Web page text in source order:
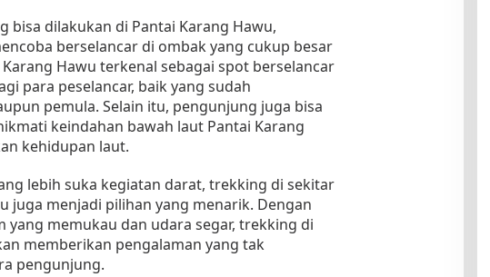
bisa dilakukan di Pantai Karang Hawu,
berselancar di ombak yang cukup besar
Hawu terkenal sebagai spot berselancar
para peselancar, baik yang sudah
pemula. Selain itu, pengunjung juga bisa
keindahan bawah laut Pantai Karang
kehidupan laut.
lebih suka kegiatan darat, trekking di sekitar
juga menjadi pilihan yang menarik. Dengan
yang memukau dan udara segar, trekking di
memberikan pengalaman yang tak
pengunjung.